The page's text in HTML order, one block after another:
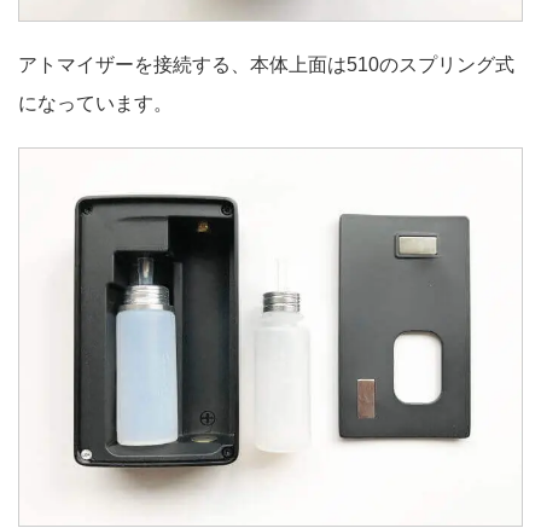
アトマイザーを接続する、本体上面は510のスプリング式
になっています。